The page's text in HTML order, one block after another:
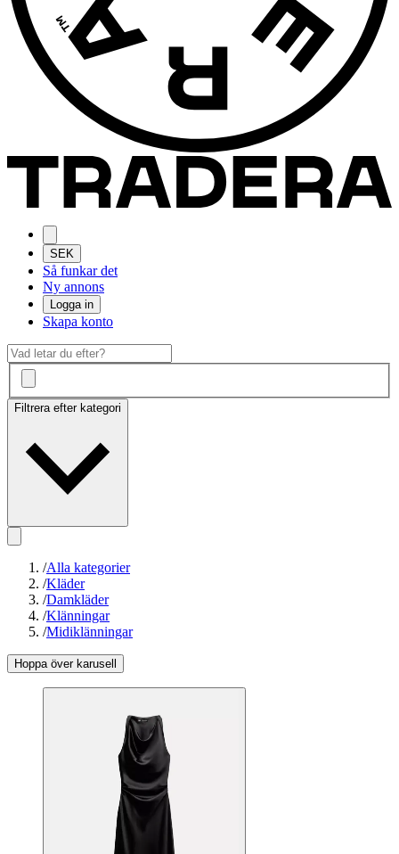
SEK
Så funkar det
Ny annons
Logga in
Skapa konto
Filtrera efter kategori
/Alla kategorier
/Kläder
/Damkläder
/Klänningar
/Midiklänningar
Hoppa över karusell